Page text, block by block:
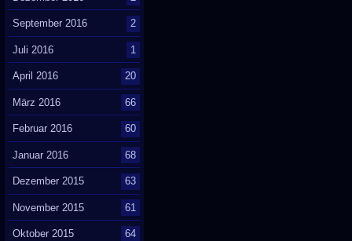
September 2016 2
Juli 2016 1
April 2016 20
März 2016 66
Februar 2016 60
Januar 2016 68
Dezember 2015 63
November 2015 61
Oktober 2015 64